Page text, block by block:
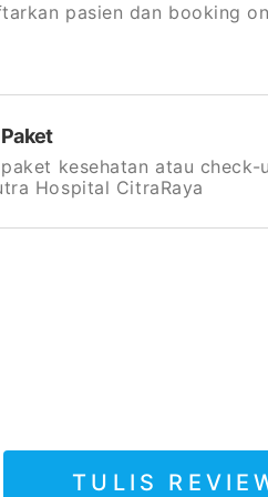
pasien dan booking
kesehatan atau check-
Hospital CitraRaya
TULIS